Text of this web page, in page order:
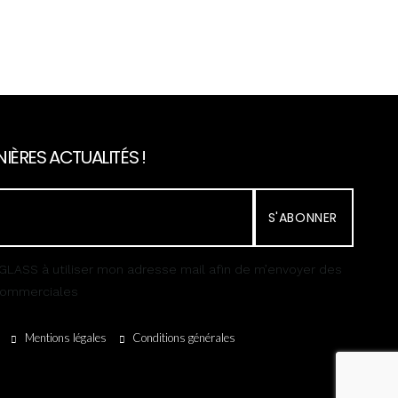
ACTUALITÉS !
S'ABONNER
GLASS à utiliser mon adresse mail afin de m’envoyer des
Mentions légales Conditions générales